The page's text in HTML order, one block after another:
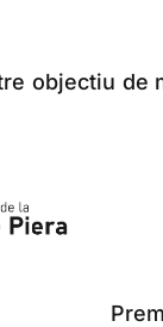
objectiu